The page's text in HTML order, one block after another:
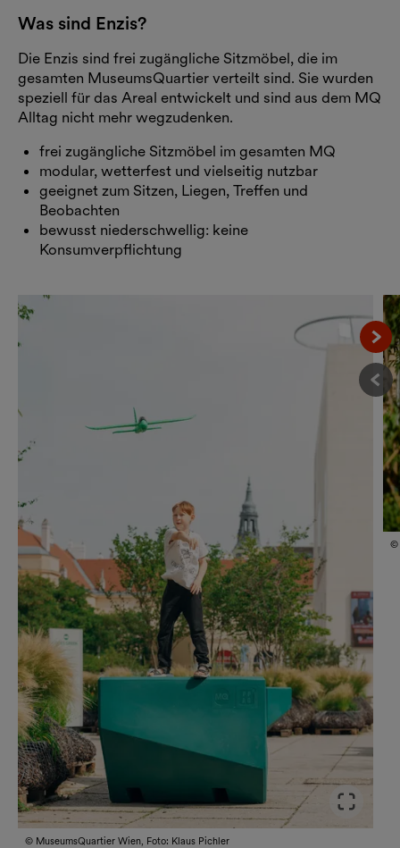
Was sind Enzis?
Die Enzis sind frei zugängliche Sitzmöbel, die im
gesamten MuseumsQuartier verteilt sind. Sie wurden
speziell für das Areal entwickelt und sind aus dem MQ
Alltag nicht mehr wegzudenken.
frei zugängliche Sitzmöbel im gesamten MQ
modular, wetterfest und vielseitig nutzbar
geeignet zum Sitzen, Liegen, Treffen und
Beobachten
bewusst niederschwellig: keine
Konsumverpflichtung
© MuseumsQuartier Wien, Foto: Klaus Pichler
©